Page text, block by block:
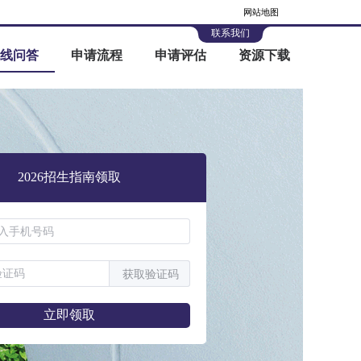
网站地图
问答 申请流程 申请评估 资源下载
联系我们
2026招生指南领取
获取验证码
立即领取